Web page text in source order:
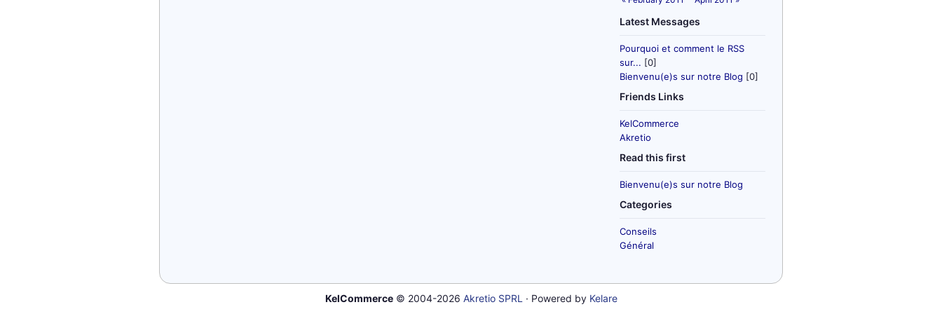
Latest Messages
Pourquoi et comment le RSS
sur... [0]
Bienvenu(e)s sur notre Blog [0]
Friends Links
KelCommerce
Akretio
Read this first
Bienvenu(e)s sur notre Blog
Categories
Conseils
Général
KelCommerce© 2004-2026 Akretio SPRL · Powered by Kelare